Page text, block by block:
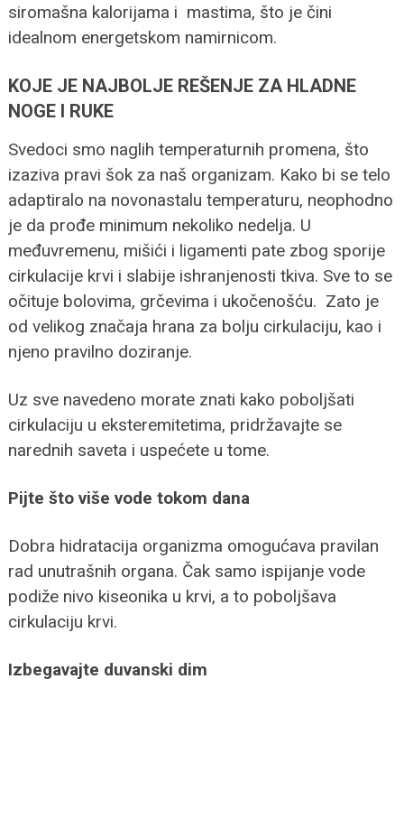
siromašna kalorijama i mastima, što je čini
idealnom energetskom namirnicom.
KOJE JE NAJBOLJE REŠENJE ZA HLADNE
NOGE I RUKE
Svedoci smo naglih temperaturnih promena, što
izaziva pravi šok za naš organizam. Kako bi se telo
adaptiralo na novonastalu temperaturu, neophodno
je da prođe minimum nekoliko nedelja. U
međuvremenu, mišići i ligamenti pate zbog sporije
cirkulacije krvi i slabije ishranjenosti tkiva. Sve to se
očituje bolovima, grčevima i ukočenošću. Zato je
od velikog značaja hrana za bolju cirkulaciju, kao i
njeno pravilno doziranje.
Uz sve navedeno morate znati kako poboljšati
cirkulaciju u eksteremitetima, pridržavajte se
narednih saveta i uspećete u tome.
Pijte što više vode tokom dana
Dobra hidratacija organizma omogućava pravilan
rad unutrašnih organa. Čak samo ispijanje vode
podiže nivo kiseonika u krvi, a to poboljšava
cirkulaciju krvi.
Izbegavajte duvanski dim